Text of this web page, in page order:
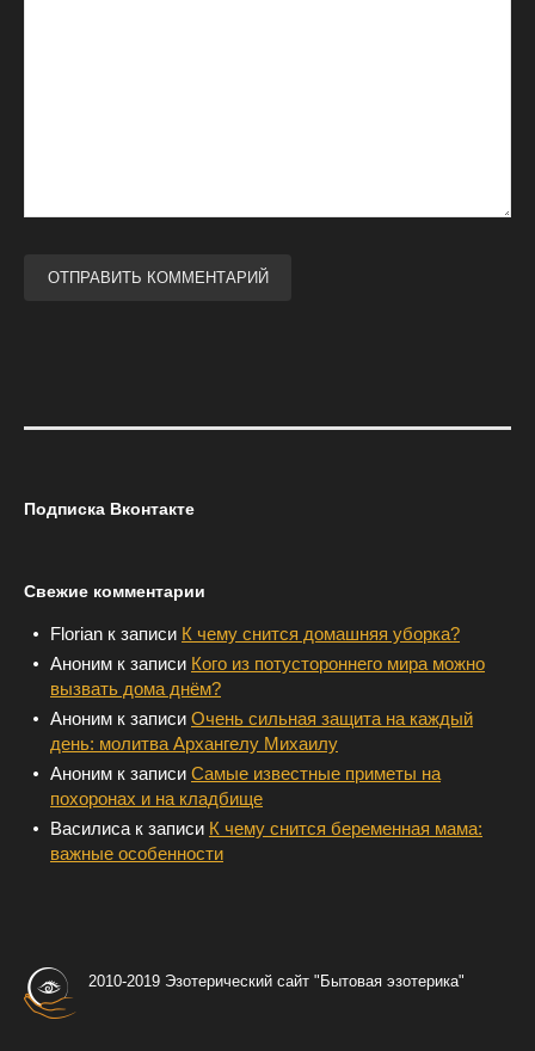
Подписка Вконтакте
Свежие комментарии
Florian к записи К чему снится домашняя уборка?
Аноним к записи Кого из потустороннего мира можно
вызвать дома днём?
Аноним к записи Очень сильная защита на каждый
день: молитва Архангелу Михаилу
Аноним к записи Самые известные приметы на
похоронах и на кладбище
Василисак записи К чему снится беременная мама:
важные особенности
2010-2019 Эзотерический сайт "Бытовая эзотерика"